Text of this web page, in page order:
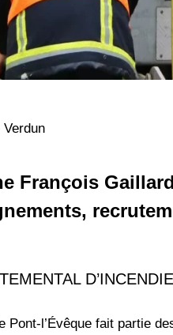
François Gaillard
Pont-l’Évêque fait partie